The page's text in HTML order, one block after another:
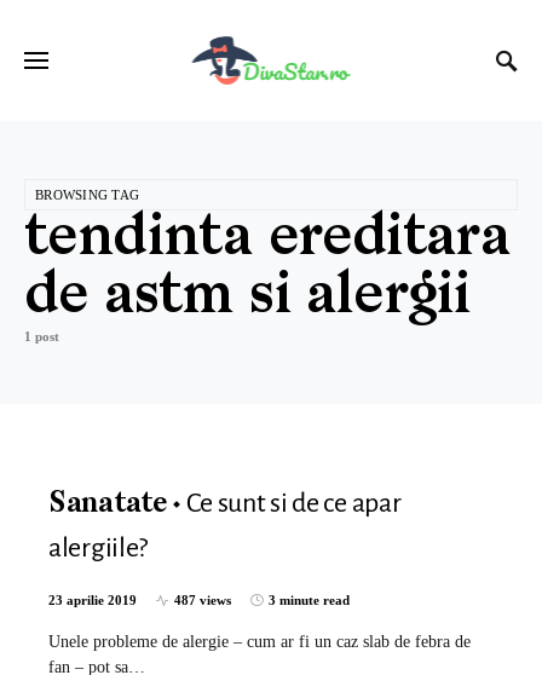
BROWSING TAG
tendinta ereditara
de astm si alergii
1 post
Sanatate
Ce sunt si de ce apar
alergiile?
23 aprilie 2019 487 views 3 minute read
Unele probleme de alergie – cum ar fi un caz slab de febra de
fan – pot sa…